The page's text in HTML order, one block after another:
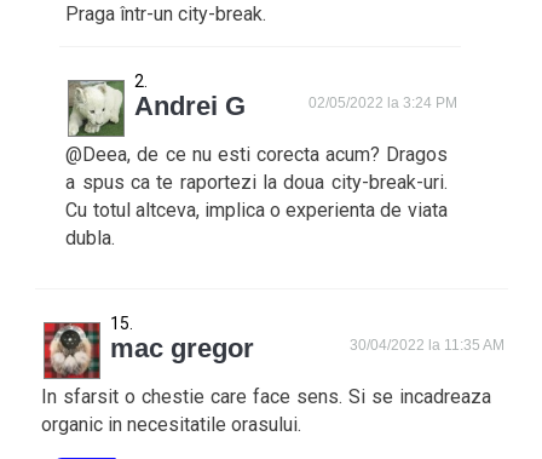
Praga într-un city-break.
Andrei G 02/05/2022 la 3:24 PM
@Deea, de ce nu esti corecta acum? Dragos
a spus ca te raportezi la doua city-break-uri.
Cu totul altceva, implica o experienta de viata
dubla.
mac gregor 30/04/2022 la 11:35 AM
In sfarsit o chestie care face sens. Si se incadreaza
organic in necesitatile orasului.